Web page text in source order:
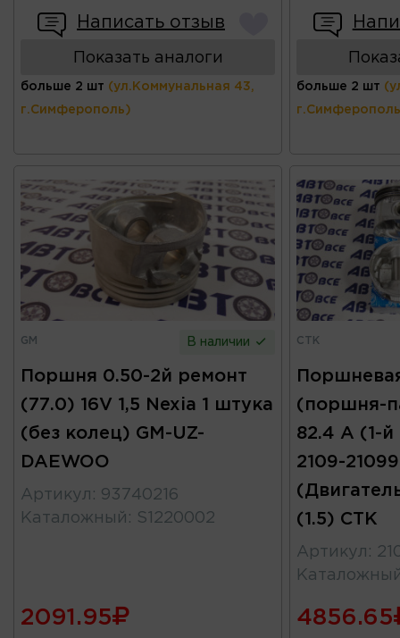
Написать отзыв
Показать аналоги
больше 2 шт (ул.Коммунальная 43,
г.Симферополь)
больше 2 шт
GM В наличии
Поршня 0.50-2й ремонт
(77.0) 16V 1,5 Nexia 1 штука
(без колец) GM-UZ-
DAEWOO
Артикул : 93740216
Каталожный : S1220002
2091.95
СТК
(поршня-
82.4 А (1-
2109-
(1.5) СТК
Артикул :
4856.65